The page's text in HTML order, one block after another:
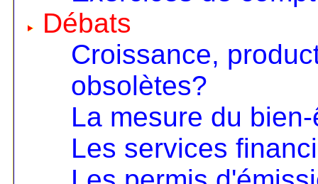
Débats
Croissance,
obsolètes?
La mesure du
Les services